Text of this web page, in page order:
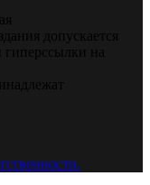
допускается
гиперссылки на